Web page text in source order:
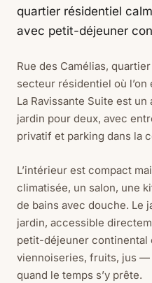
quartier résidentiel
avec petit-déjeuner
Rue des Camélias,
secteur résidentiel où
La Ravissante Suite est
jardin pour deux, avec
privatif et parking dans la
L’intérieur est compact
climatisée, un salon, une
de bains avec douche. Le
jardin, accessible
petit-déjeuner
viennoiseries, fruits, jus —
quand le temps s’y prête.